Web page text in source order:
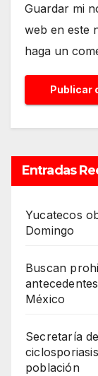
Guardar mi
web en este
haga un
Entradas
Yucatecos
Domingo
Buscan
México
Secretaría
población